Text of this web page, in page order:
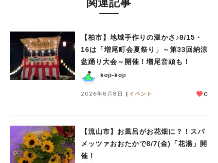
関連記事
【柏市】地域手作りの温かさ♪8/15・
16は「増尾町会夏祭り」～第33回納涼
盆踊り大会～開催！増尾音頭も！
koji-koji
2026年8月8日 イベント 0
【流山市】お風呂がお花畑に？！スパ
メッツァおおたかで8/7(金)「花湯」開
催！